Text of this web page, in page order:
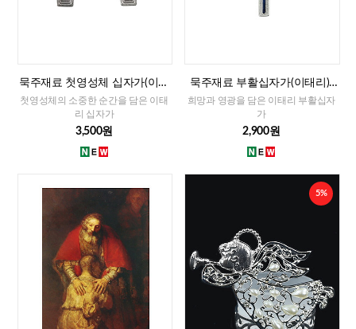
묵주재료 첫영성체 십자가(이태
리)-남자,여자
첫영성체의 소중한 순간을 담은 이태
리 십자가
3,500원
묵주재료 부활십자가(이태리)-
대
희망과 영광을 담은 이태리 부활십자
가
2,900원
5%